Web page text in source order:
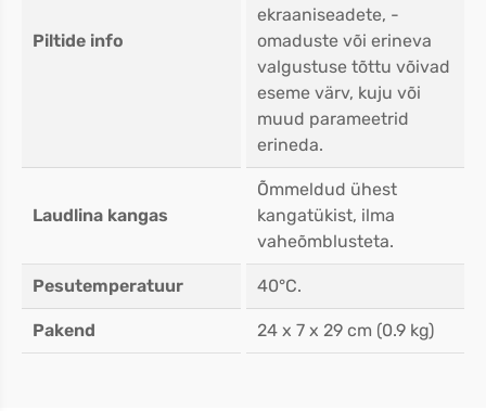
Piltide info
ekraaniseadete, -
omaduste või erineva
valgustuse tõttu võivad
eseme värv, kuju või
muud parameetrid
erineda.
Laudlina kangas
Õmmeldud ühest
kangatükist, ilma
vaheõmblusteta.
Pesutemperatuur 40°C.
Pakend 24 x 7 x 29 cm (0.9 kg)